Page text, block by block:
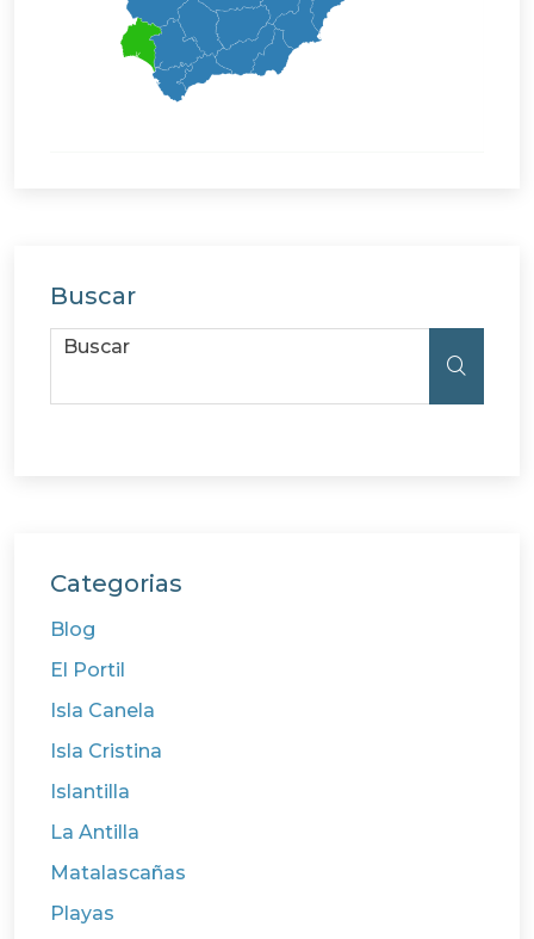
Buscar
Buscar
Categorias
Blog
El Portil
Isla Canela
Isla Cristina
Islantilla
La Antilla
Matalascañas
Playas